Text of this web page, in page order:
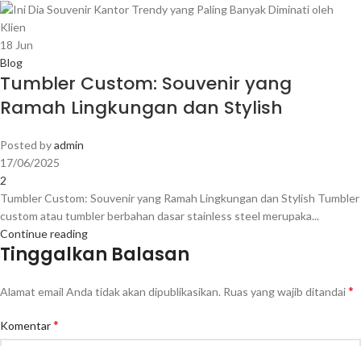
18 Jun
Blog
Tumbler Custom: Souvenir yang
Ramah Lingkungan dan Stylish
Posted byadmin
17/06/2025
2
Tumbler Custom: Souvenir yang Ramah Lingkungan dan Stylish Tumbler
custom atau tumbler berbahan dasar stainless steel merupaka...
Continue reading
Tinggalkan Balasan
Alamat email Anda tidak akan dipublikasikan. Ruas yang wajib ditandai*
Komentar*